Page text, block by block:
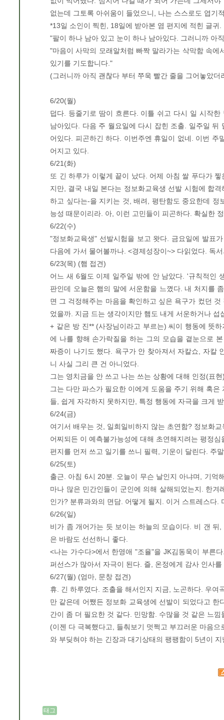
없는데 그토록 아쉬움이 들었으니, 나는 스스로도 엽기
*13일 소인이 찍힌, 18일에 받아본 염 편지에 적힌 글귀
"팔이 하나 남아 있고 눈이 하나 남아있다. 그러니까 아
"마음이 사막의 모래알처럼 빠짝 말라가는 삭막함 속
있기를 기도합니다."
(그러니까 아직 괜찮다 부터 쭈욱 빨간 줄을 그어놓았더
6/20(월)
덥다. 등줄기로 땀이 흐른다. 이틀 쉬고 다시 일 시작
남아있다. 다음 주 월요일에 다시 잡힌 조출. 일주일
어있다. 피곤하긴 하다. 이번주엔 휴일이 없네. 이번
어지고 있다.
6/21(화)
또 긴 하루가 이렇게 끝이 났다. 어제 아침 쌀 푸다가
지만, 결국 내일 본다는 정보화교육생 선발 시험에 합
하고 싶다는-을 지키는 것, 배려, 평탄함도 중요한데
능성 때문이리라. 아, 이런 고민들이 피곤하다. 확실한
6/22(수)
"정보화교육생" 선발시험을 보고 왓다. 금요일에 발표
다음에 가서 물어볼까나. <경제성장이~> 다읽었다. 독
6/23(목) (햄 접견)
어느 새 6월도 이제 일주일 밖에 안 남았다. '규칙적인
판인데 오늘은 햄의 말에 서운함을 느꼈다. 내 처지를
면 그 걱정해주는 마음을 확인하고 싶은 욕구가 컸던
었을까. 지금 드는 생각이지만 햄도 내게 서운하거나
+ 같은 방 진** (사장님이라고 부르는) 씨이 행동에 뜻
에 나를 향해 손가락질을 하는 그의 모습을 곁눈으로
짜증이 나기도 했다. 욕구가 안 찾아져서 자칼쇼, 자칼
니 사실 그리 큰 건 아니었다.
그는 영치금을 안 쓰고 나는 쓰는 상황에 대해 인정(표
그는 다만 파스가 필요한 이에게 도움을 주기 위해 혹
들, 쉽게 자각하지 못하지만, 특정 행동에 자극을 크게
6/24(금)
여기서 배우는 것, 일희일비하지 않는 초연함? 정보화
어찌되든 이 예측불가능성에 대해 초연해지려는 평정
편지를 먼저 쓰고 일기를 쓰니 필력, 기운이 달린다. 주
6/25(토)
출근. 아침 6시 20분. 오늘이 무슨 날인지 아냐며, 기억
마나 많은 민간인들이 군인에 의해 살해되었는지. 한
인가? 분류과와의 면담. 어떻게 될지. 이거 스트레스다
6/26(일)
비가 좀 개어가는 듯 보이는 하늘의 모습이다. 비 갠
은 바람도 선선하니 좋다.
<나는 가수다>에서 한영애 "조율"을 JK김동욱이 부른
퍼선스가 많아서 자극이 된다. 즐, 온정에게 감사 인사
6/27(월) (엄마, 문창 접견)
휴. 긴 하루였다. 조출을 해서인지 지금, 노곤하다. 우
만 같은데 어쨌든 정보화 교육생에 선발이 되었다고
간이 좀 더 필요한 것 같다. 민망함. 수많을 것 같은 느
(이젠 다 극복했다고, 들춰보기 멋쩍고 부끄러운 마음
와 부딪혀야 하는 긴장과 대기상태의 팽팽함이 5년이
태그